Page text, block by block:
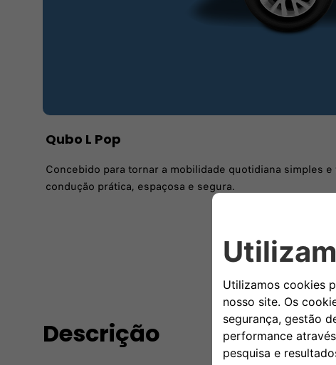
Qubo L Pop
Concebido para tornar a mobilidade quotidiana simples
condução prática, espaçosa e segura.
Descrição